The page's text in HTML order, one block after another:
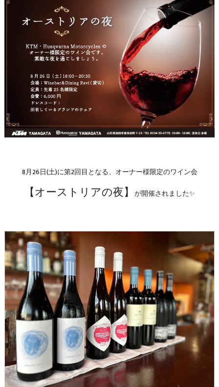
8月26日(土)に第2回目となる、オーナー様限定のワイン会
【オーストリアの夜】 が開催されました✨